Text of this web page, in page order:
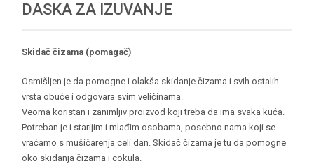
DASKA ZA IZUVANJE
Skidač čizama (pomagač)
Osmišljen je da pomogne i olakša skidanje čizama i svih ostalih
vrsta obuće i odgovara svim veličinama.
Veoma koristan i zanimljiv proizvod koji treba da ima svaka kuća.
Potreban je i starijim i mlađim osobama, posebno nama koji se
vraćamo s mušičarenja celi dan. Skidač čizama je tu da pomogne
oko skidanja čizama i cokula.